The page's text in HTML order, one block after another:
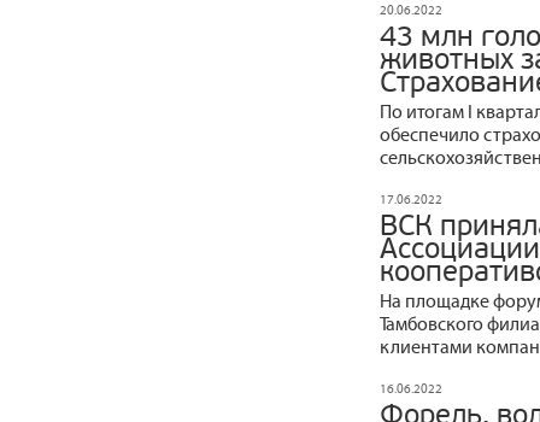
20.06.2022
43 млн
животных
По итогам I
обеспечило
17.06.2022
ВСК
На площадке
Тамбовского
клиентами
16.06.2022